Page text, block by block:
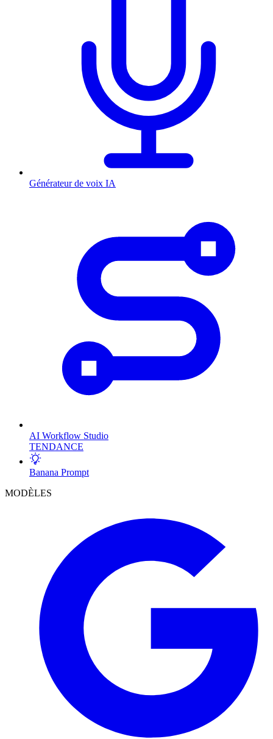
Générateur de voix IA
AI Workflow Studio
TENDANCE
Banana Prompt
MODÈLES